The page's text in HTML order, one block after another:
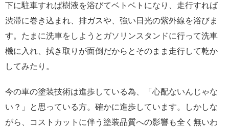
下に駐車すれば樹液を浴びてベトベトになり、走行すれば
渋滞に巻き込まれ、排ガスや、強い日光の紫外線を浴びま
す。たまに洗車をしようとガソリンスタンドに行って洗車
機に入れ、拭き取りが面倒だからとそのまま走行して乾か
してみたり。
今の車の塗装技術は進歩している為、「心配ないんじゃな
い？」と思っている方。確かに進歩しています。しかしな
がら、コストカットに伴う塗装品質への影響も全く無いわ